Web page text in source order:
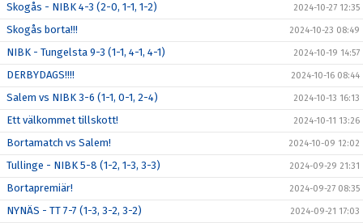
Skogås - NIBK 4-3 (2-0, 1-1, 1-2) 2024-10-27 12:35
Skogås borta!!! 2024-10-23 08:49
NIBK - Tungelsta 9-3 (1-1, 4-1, 4-1) 2024-10-19 14:57
DERBYDAGS!!!! 2024-10-16 08:44
Salem vs NIBK 3-6 (1-1, 0-1, 2-4) 2024-10-13 16:13
Ett välkommet tillskott! 2024-10-11 13:26
Bortamatch vs Salem! 2024-10-09 12:02
Tullinge - NIBK 5-8 (1-2, 1-3, 3-3) 2024-09-29 21:31
Bortapremiär! 2024-09-27 08:35
NYNÄS - TT 7-7 (1-3, 3-2, 3-2) 2024-09-21 17:03